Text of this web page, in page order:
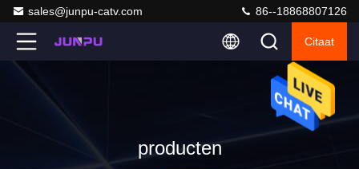
sales@junpu-catv.com 86--18868807126
Citaat
producten